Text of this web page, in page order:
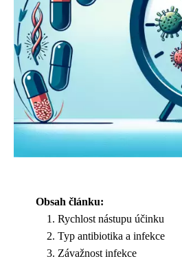
Obsah článku:
Rychlost nástupu účinku
Typ antibiotika a infekce
Závažnost infekce